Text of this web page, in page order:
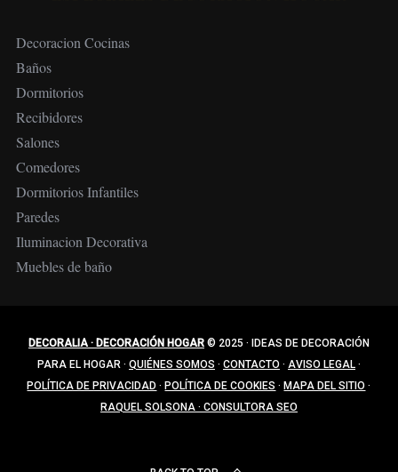
Decoracion Cocinas
Baños
Dormitorios
Recibidores
Salones
Comedores
Dormitorios Infantiles
Paredes
Iluminacion Decorativa
Muebles de baño
DECORALIA · DECORACIÓN HOGAR© 2025 · IDEAS DE DECORACIÓN
PARA EL HOGAR · QUIÉNES SOMOS · CONTACTO · AVISO LEGAL ·
POLÍTICA DE PRIVACIDAD · POLÍTICA DE COOKIES · MAPA DEL SITIO ·
RAQUEL SOLSONA · CONSULTORA SEO